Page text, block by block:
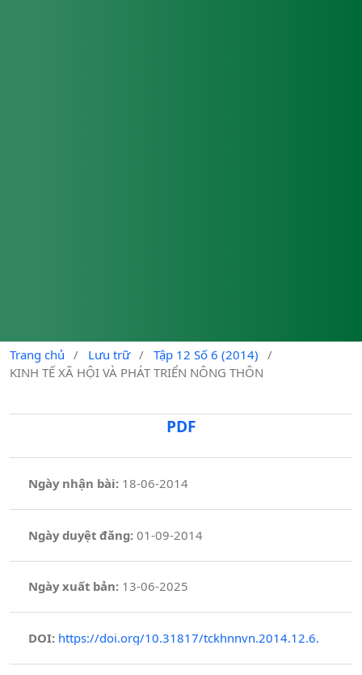
Trang chủ / Lưu trữ / Tập 12 Số 6 (2014)
/
KINH TẾ XÃ HỘI VÀ PHÁT TRIỂN NÔNG THÔN
PDF
Ngày nhận bài: 18-06-2014
Ngày duyệt đăng:01-09-2014
Ngày xuất bản: 13-06-2025
DOI: https://doi.org/10.31817/tckhnnvn.2014.12.6.